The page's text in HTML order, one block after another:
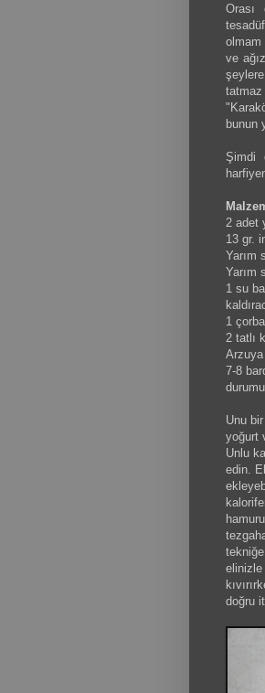
Orası
olmam
ve
tatmaz
bunun
Şimdi
2 adet
13 gr.
Yarım
Yarım
1 su
1
2 tatlı
Arzuya
7-8
Unu
yoğurt
Unlu
edin.
elinizle
doğru